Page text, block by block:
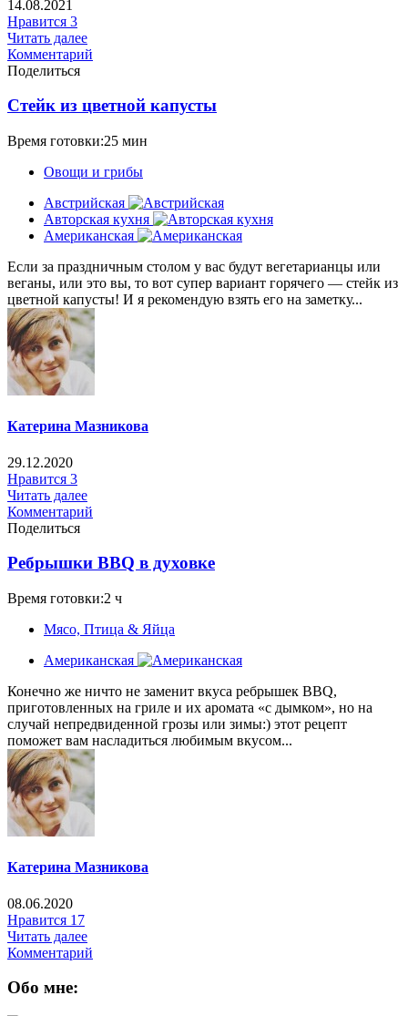
14.08.2021
Нравится 3
Читать далее
Комментарий
Поделиться
Стейк из цветной капусты
Время готовки:25 мин
Овощи и грибы
Австрийская
Авторская кухня
Американская
Если за праздничным столом у вас будут вегетарианцы или
веганы, или это вы, то вот супер вариант горячего — стейк из
цветной капусты! И я рекомендую взять его на заметку...
Катерина Мазникова
29.12.2020
Нравится 3
Читать далее
Комментарий
Поделиться
Ребрышки BBQ в духовке
Время готовки:2 ч
Мясо, Птица & Яйца
Американская
Конечно же ничто не заменит вкуса ребрышек BBQ,
приготовленных на гриле и их аромата «с дымком», но на
случай непредвиденной грозы или зимы:) этот рецепт
поможет вам насладиться любимым вкусом...
Катерина Мазникова
08.06.2020
Нравится 17
Читать далее
Комментарий
Обо мне: